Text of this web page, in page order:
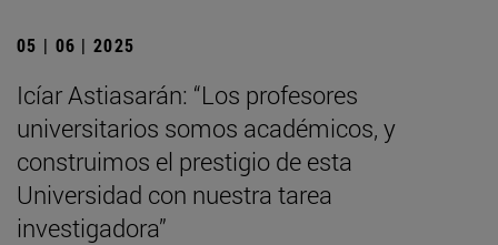
05 | 06 | 2025
Icíar Astiasarán: “Los profesores
universitarios somos académicos, y
construimos el prestigio de esta
Universidad con nuestra tarea
investigadora”